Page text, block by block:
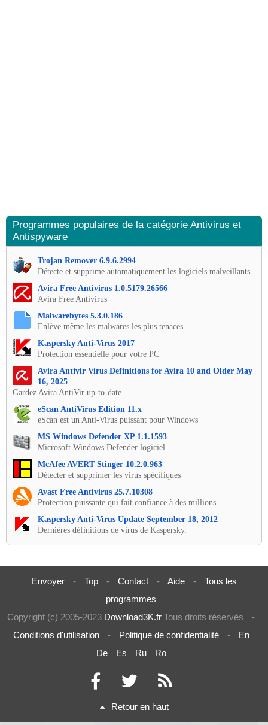
Programmes populaires de la catégorie Antivirus et
Antispyware
Trojan Remover 6.9.6.2994
Détecte et supprime automatiquement les logiciels malveillants.
Avira Free Antivirus 1.0.5179.26566
Avira Free Antivirus
Malwarebytes 5.3.0.186
Enlève même les malwares les plus tenaces
Kaspersky Anti-Virus 2017
Protection essentielle pour votre PC
Avira Antivir Virus Definitions for Avira 10 and Older May
16, 2025
Gardez Avira AntiVir up-to-date.
eScan AntiVirus Edition 11.x
eScan est un Anti-Virus puissant pour Windows
MS Windows Defender XP 1.1.1593
Microsoft Windows Defender logiciel.
McAfee AVERT Stinger 10.2.0.963
Détecter et supprimer les virus spécifiques
Avast Free Antivirus 25.7.10308
Protection puissante qui fait confiance à des millions
Kaspersky Anti-Virus Update September 18, 2012
Dernières définitions de virus de Kaspersky.
Envoyer - Top - Contact - Aide -
Tous les
programmes
Copyright (c) 2005-2023 Download3K.fr Tous droits réservés
-
Conditions d'utilisation
- Politique de confidentialité -
En
De
Es Ru Ro
Retour en haut